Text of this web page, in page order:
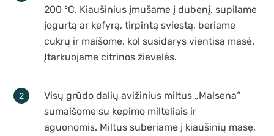
200 °C. Kiaušinius įmušame į dubenį, supilame
jogurtą ar kefyrą, tirpintą sviestą, beriame
cukrų ir maišome, kol susidarys vientisa masė.
Įtarkuojame citrinos žievelės.
Visų grūdo dalių avižinius miltus „Malsena“
sumaišome su kepimo milteliais ir
aguonomis. Miltus suberiame į kiaušinių masę,